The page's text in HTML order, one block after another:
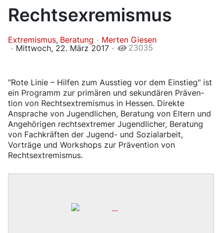
Rechtsexremismus
Extremismus Beratung
Merten Giesen
Mittwoch, 22. März 2017
23035
​
"Rote Linie – Hilfen zum Ausstieg vor dem Einstieg" ist
ein Pro­gramm zur pri­mä­ren und se­kun­dären Prä­ven­
tion von Rechts­ex­trem­is­mus in Hessen. Direkte
Ansprache von Jugendlichen, Beratung von Eltern und
Angehörigen rechtsextremer Jugendlicher, Beratung
von Fachkräften der Jugend- und Sozialarbeit,
Vorträge und Workshops zur Prävention von
Rechtsextremismus.